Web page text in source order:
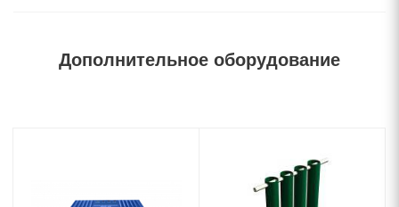
Дополнительное оборудование